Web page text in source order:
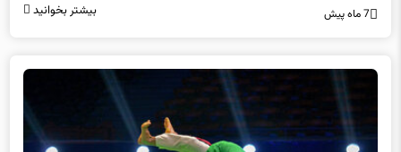
7 ماه پیش بیشتر بخوانید